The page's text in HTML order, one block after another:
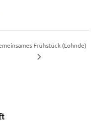
Frühstück (Lohnde)